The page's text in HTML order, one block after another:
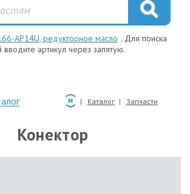
AP14U, редукторное масло . Для поиска
вводите артикул через запятую.
Каталог Запчасти
Конектор